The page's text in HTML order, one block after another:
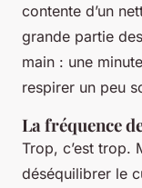
contente d’un
grande partie
main : une
respirer un peu
La fréquence
Trop, c’est trop.
déséquilibrer le